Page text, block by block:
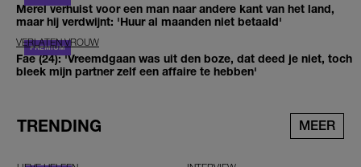
Merel verhuist voor een man naar andere kant van het land,
maar hij verdwijnt: 'Huur al maanden niet betaald'
VERLATEN VROUW
Fae (24): 'Vreemdgaan was uit den boze, dat deed je niet, toch
bleek mijn partner zelf een affaire te hebben'
TRENDING MEER